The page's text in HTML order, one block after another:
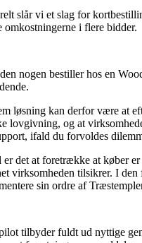
slår vi et slag for
omkostningerne i flere bidder.
nogen bestiller hos en
løsning kan derfor være at
lovgivning, og at
ifald du forvoldes
det at foretrække at køber er
virksomheden tilsikrer. I den
sin ordre af
tilbyder fuldt ud nyttige